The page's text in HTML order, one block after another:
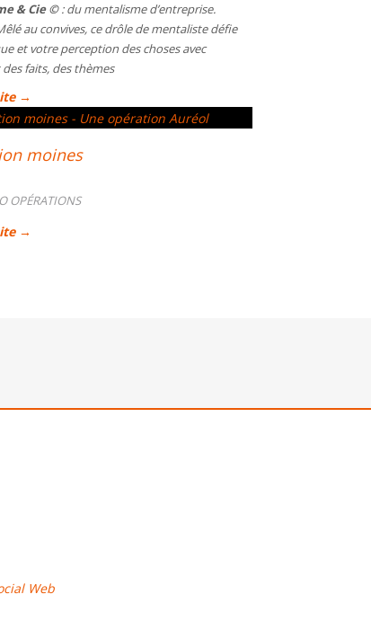
& Cie ©: du mentalisme d’entreprise.
au convives, ce drôle de mentaliste défie
et votre perception des choses avec
faits, des thèmes
→
moines
OPÉRATIONS
→
Web